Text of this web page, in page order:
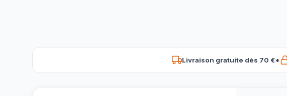
Livraison gratuite dès 70 €*